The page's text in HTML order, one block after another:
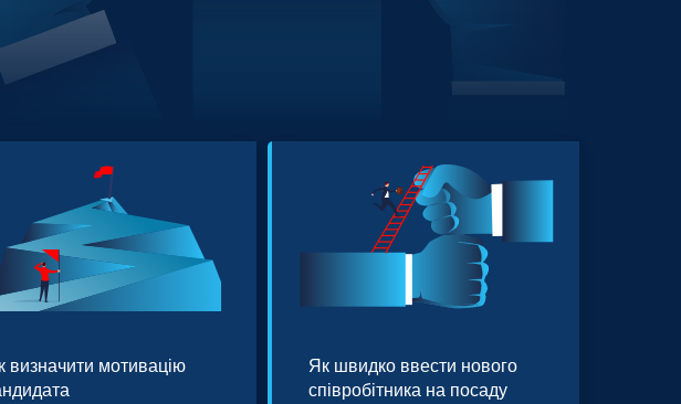
визначити мотивацію
Як швидко ввести нового
співробітника на посаду